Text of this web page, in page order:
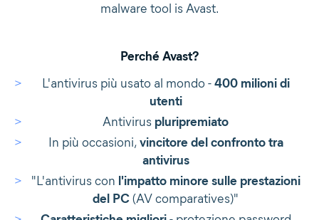
malware tool is Avast.
Perché Avast?
L'antivirus più usato al mondo -400 milioni di
utenti
Antivirus pluripremiato
In più occasioni,vincitore del confronto tra
antivirus
"L'antivirus con l'impatto minore sulle prestazioni
del PC(AV comparatives)"